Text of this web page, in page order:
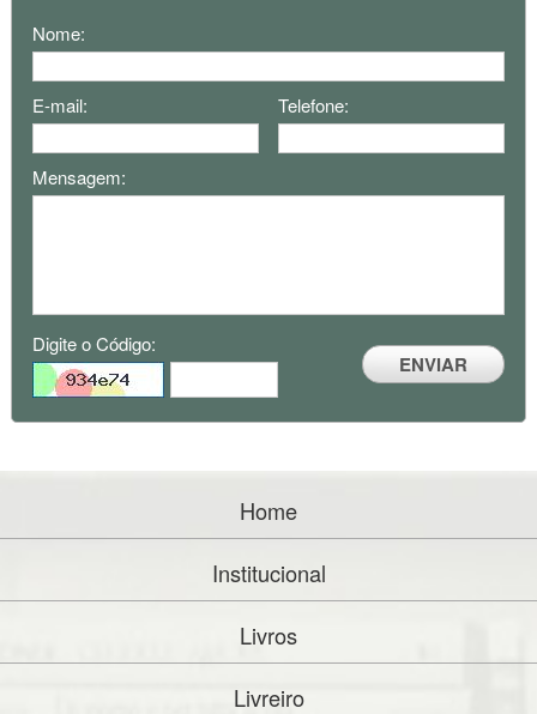
Nome:
E-mail: Telefone:
Mensagem:
Digite o Código:
ENVIAR
Home
Institucional
Livros
Livreiro